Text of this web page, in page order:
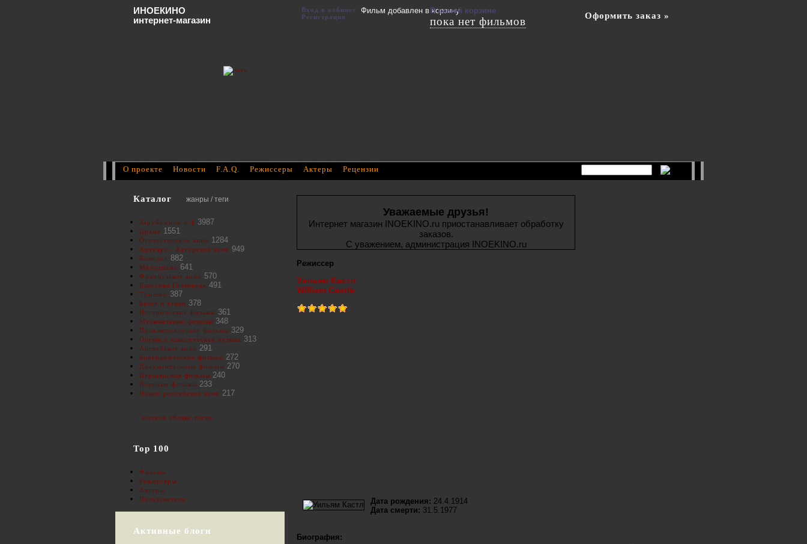
Уважаемые друзья!
Интернет магазин INOEKINO.ru приостанавливает обработку
заказов.
С уважением, администрация INOEKINO.ru
Режиссер
Уильям Кастл
William Castle
Дата рождения: 24.4.1914
Дата смерти: 31.5.1977
Биография:
Каталог жанры / теги
Зарубежные х/ф 3987
Драма 1551
Отечественное кино 1284
Артхаус - Авторское кино 949
Комедия 882
Мелодрама 641
Французское кино 570
Классика Голливуда 491
Триллер 387
Балет и танец 378
Исторические фильмы 361
Музыкальные фильмы 348
Приключенческие фильмы 329
Оперы и классическая музыка 313
Английское кино 291
Биографические фильмы 272
Документальные фильмы 270
Итальянские фильмы 240
Военные фильмы 233
Новое российское кино 217
полное облако тегов
Top 100
Фильмы
Режиссеры
Актеры
Пользователи
Активные блоги
О проекте Новости F.A.Q. Режиссеры Актеры Рецензии
Фильм добавлен в корзину
ИНОЕКИНО
интернет-магазин
Вход в кабинет
Регистрация
В вашей корзине
пока нет фильмов Оформить заказ »